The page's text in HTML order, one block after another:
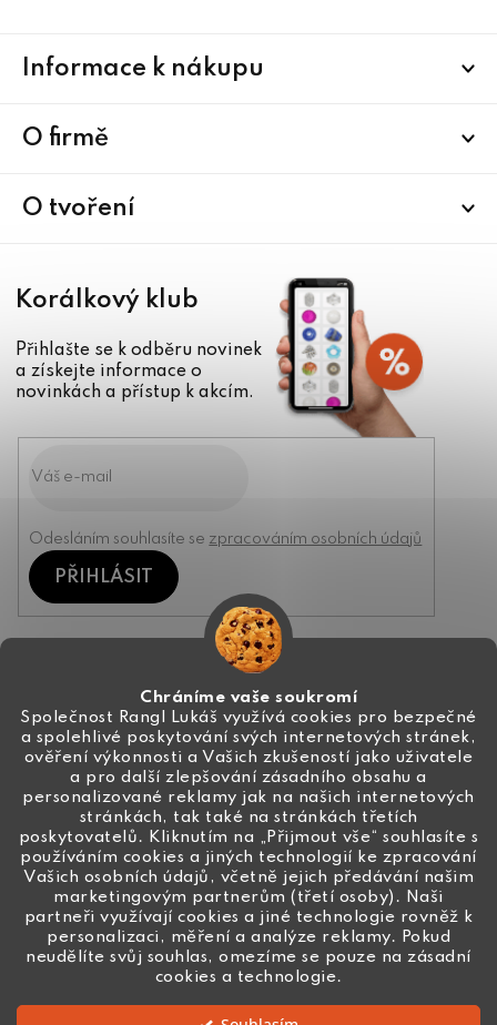
Chráníme vaše soukromí
Společnost Rangl Lukáš využívá cookies pro bezpečné
a spolehlivé poskytování svých internetových stránek,
ověření výkonnosti a Vašich zkušeností jako uživatele
a pro další zlepšování zásadního obsahu a
personalizované reklamy jak na našich internetových
stránkách, tak také na stránkách třetích
poskytovatelů. Kliknutím na „Přijmout vše“ souhlasíte s
používáním cookies a jiných technologií ke zpracování
Vašich osobních údajů, včetně jejich předávání našim
marketingovým partnerům (třetí osoby). Naši
partneři využívají cookies a jiné technologie rovněž k
personalizaci, měření a analýze reklamy. Pokud
neudělíte svůj souhlas, omezíme se pouze na zásadní
cookies a technologie.
Informace k nákupu
O firmě
O tvoření
Korálkový klub
Přihlašte se k odběru novinek
a získejte informace o
novinkách a přístup k akcím.
Odesláním souhlasíte se zpracováním osobních údajů
PŘIHLÁSIT
info@ceske-koralky.cz
+420 774 444 191